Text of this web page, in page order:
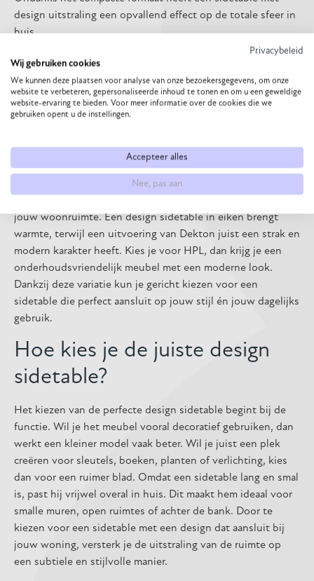
design uitstraling een opvallend effect op de totale sfeer in
huis.
Design sidetables van They &
Me: stijl en gebruiksgemak
gecombineerd
Bij They & Me vind je designvarianten van sidetables die
zorgvuldig zijn ontwikkeld om zowel functioneel als visueel
aantrekkelijk te zijn. De collectie bestaat uit verschillende
jouw woonruimte. Een design sidetable in eiken brengt
warmte, terwijl een uitvoering van Dekton juist een strak en
modern karakter heeft. Kies je voor HPL, dan krijg je een
onderhoudsvriendelijk meubel met een moderne look.
Dankzij deze variatie kun je gericht kiezen voor een
sidetable die perfect aansluit op jouw stijl én jouw dagelijks
gebruik.
Hoe kies je de juiste design
sidetable?
Het kiezen van de perfecte design sidetable begint bij de
functie. Wil je het meubel vooral decoratief gebruiken, dan
werkt een kleiner model vaak beter. Wil je juist een plek
creëren voor sleutels, boeken, planten of verlichting, kies
dan voor een ruimer blad. Omdat een sidetable lang en smal
is, past hij vrijwel overal in huis. Dit maakt hem ideaal voor
smalle muren, open ruimtes of achter de bank. Door te
kiezen voor een sidetable met een design dat aansluit bij
jouw woning, versterk je de uitstraling van de ruimte op
een subtiele en stijlvolle manier.
Privacybeleid
Wij gebruiken cookies
We kunnen deze plaatsen voor analyse van onze bezoekersgegevens, om onze
website te verbeteren, gepersonaliseerde inhoud te tonen en om u een geweldige
website-ervaring te bieden. Voor meer informatie over de cookies die we
gebruiken opent u de instellingen.
Accepteer alles
Nee, pas aan